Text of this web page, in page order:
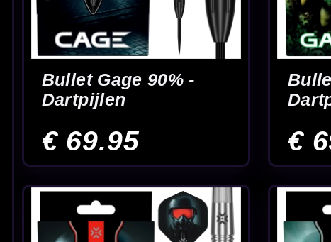
Caliburn Awakening
Rainie 90% -
Dartpijlen
€ 149.95
Caliburn Big Cats
Lion 90% Tungsten -
Dartpijlen
€ 99.95